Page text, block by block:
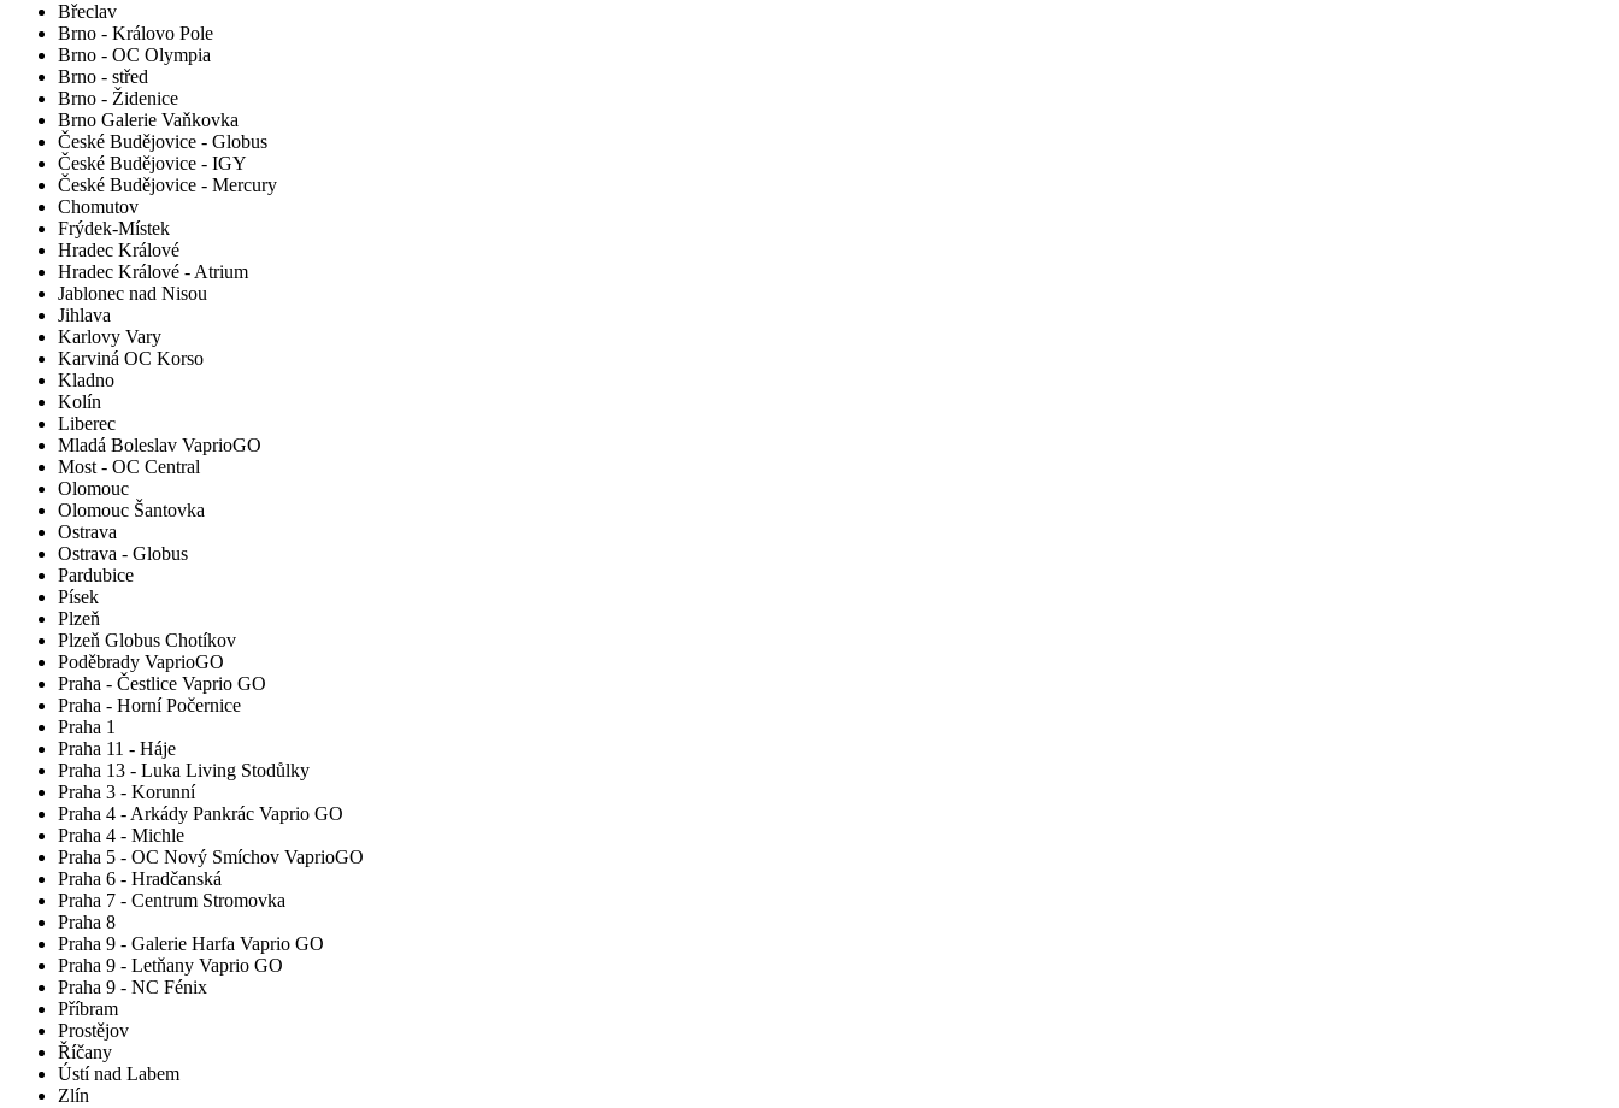
Břeclav
Brno - Královo Pole
Brno - OC Olympia
Brno - střed
Brno - Židenice
Brno Galerie Vaňkovka
České Budějovice - Globus
České Budějovice - IGY
České Budějovice - Mercury
Chomutov
Frýdek-Místek
Hradec Králové
Hradec Králové - Atrium
Jablonec nad Nisou
Jihlava
Karlovy Vary
Karviná OC Korso
Kladno
Kolín
Liberec
Mladá Boleslav VaprioGO
Most - OC Central
Olomouc
Olomouc Šantovka
Ostrava
Ostrava - Globus
Pardubice
Písek
Plzeň
Plzeň Globus Chotíkov
Poděbrady VaprioGO
Praha - Čestlice Vaprio GO
Praha - Horní Počernice
Praha 1
Praha 11 - Háje
Praha 13 - Luka Living Stodůlky
Praha 3 - Korunní
Praha 4 - Arkády Pankrác Vaprio GO
Praha 4 - Michle
Praha 5 - OC Nový Smíchov VaprioGO
Praha 6 - Hradčanská
Praha 7 - Centrum Stromovka
Praha 8
Praha 9 - Galerie Harfa Vaprio GO
Praha 9 - Letňany Vaprio GO
Praha 9 - NC Fénix
Příbram
Prostějov
Říčany
Ústí nad Labem
Zlín